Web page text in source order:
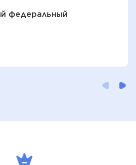
федеральный